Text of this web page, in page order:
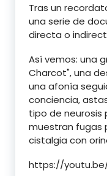
Tras un
una serie de
directa o
Así vemos: una
Charcot", una
una afonía
conciencia,
tipo de neurosis
muestran fugas
cistalgia con
https://youtu.be/